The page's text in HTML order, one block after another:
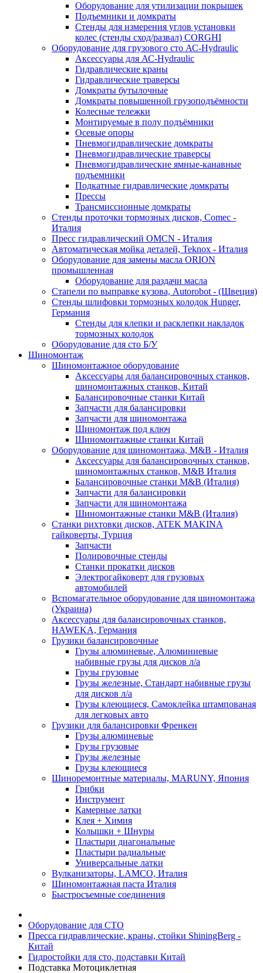
Оборудование для утилизации покрышек
Подъемники и домкраты
Стенды для измерения углов установки
колес (стенды сход/развал) CORGHI
Оборудование для грузового сто АС-Hydraulic
Аксессуары для АС-Hydraulic
Гидравлические краны
Гидравлические траверсы
Домкраты бутылочные
Домкраты повышенной грузоподъёмности
Колесные тележки
Монтируемые в полу подъёмники
Осевые опоры
Пневмогидравлические домкраты
Пневмогидравлические траверсы
Пневмогидравлические ямные-канавные
подъемники
Подкатные гидравлические домкраты
Прессы
Трансмиссионные домкраты
Стенды проточки тормозных дисков, Comec -
Италия
Пресс гидравлический OMCN - Италия
Автоматическая мойка деталей, Teknox - Италия
Оборудование для замены масла ORION
промышленная
Оборудование для раздачи масла
Стапели по выправке кузова, Autorobot - (Швеция)
Стенды шлифовки тормозных колодок Hunger,
Германия
Стенды для клепки и расклепки накладок
тормозных колодок
Оборудование для сто Б/У
Шиномонтаж
Шиномонтажное оборудование
Аксессуары для балансировочных станков,
шиномонтажных станков, Китай
Балансировочные станки Китай
Запчасти для балансировки
Запчасти для шиномонтажа
Шиномонтаж под ключ
Шиномонтажные станки Китай
Оборудование для шиномонтажа, M&B - Италия
Аксессуары для балансировочных станков,
шиномонтажных станков, M&B Италия
Балансировочные станки M&B (Италия)
Запчасти для балансировки
Запчасти для шиномонтажа
Шиномонтажные станки M&B (Италия)
Станки рихтовки дисков, ATEK MAKINA
гайковерты, Турция
Запчасти
Полировочные стенды
Станки прокатки дисков
Электрогайковерт для грузовых
автомобилей
Вспомагательное оборудование для шиномонтажа
(Украина)
Аксессуары для балансировочных станков,
HAWEKA, Германия
Грузики балансировочные
Грузы алюминевые, Алюминиевые
набивные грузы для дисков л/а
Грузы грузовые
Грузы железные, Cтандарт набивные грузы
для дисков л/а
Грузы клеющиеся, Самоклейка штампованая
для легковых авто
Грузики для балансировки Френкен
Грузы алюминевые
Грузы грузовые
Грузы железные
Грузы клеющиеся
Шиноремонтные материалы, MARUNY, Япония
Грибки
Инструмент
Камерные латки
Клея + Химия
Колышки + Шнуры
Пластыри диагональные
Пластыри радиальные
Универсальные латки
Вулканизаторы, LAMCO, Италия
Шиномонтажная паста Италия
Быстросъемные соединения
Оборудование для СТО
Пресса гидравлические, краны, стойки ShiningBerg -
Китай
Гидростойки для сто, подставки Китай
Подставка Мотоциклетная